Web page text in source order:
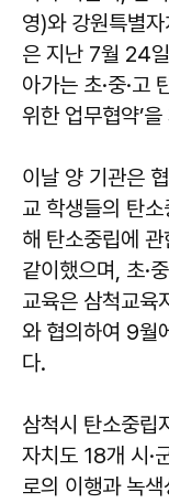
영)와 강원특별
은 지난 7월 24
아가는 초·중·고
위한 업무협약’
이날 양 기관은
교 학생들의 탄
해 탄소중립에
같이했으며, 초·
교육은 삼척교육
와 협의하여 9월
다.
삼척시 탄소중립
자치도 18개 시·
로의 이행과 녹